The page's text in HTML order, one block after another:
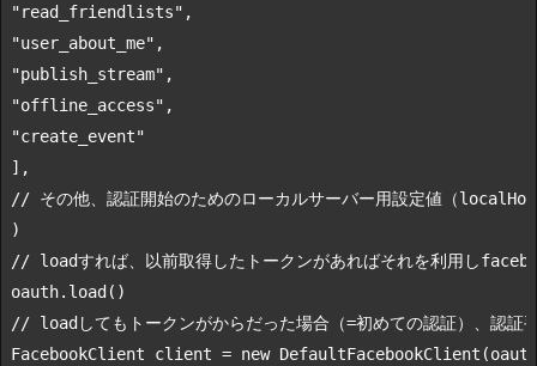
"read_friendlists"
"user_about_me"
"publish_stream"
"offline_access"
"create_event"
// その他、認証開始のためのローカルサーバー用設定値（
// loadすれば、以前取得したトークンがあればそれを利用し
// loadしてもトークンがからだった場合（=初めての認証）、認証
FacebookClient client = new